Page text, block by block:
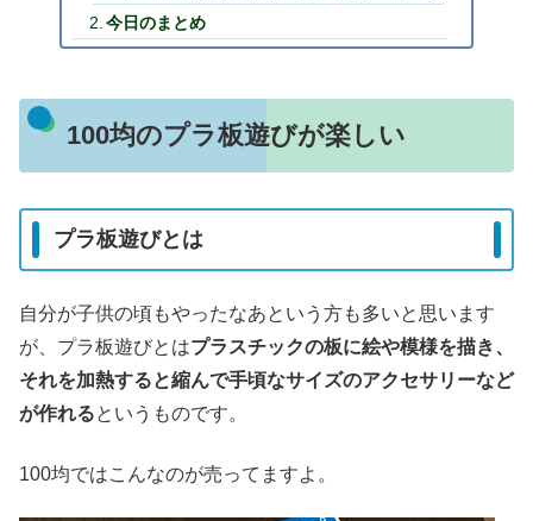
今日のまとめ
100均のプラ板遊びが楽しい
プラ板遊びとは
自分が子供の頃もやったなあという方も多いと思います
が、プラ板遊びとはプラスチックの板に絵や模様を描き、
それを加熱すると縮んで手頃なサイズのアクセサリーなど
が作れるというものです。
100均ではこんなのが売ってますよ。